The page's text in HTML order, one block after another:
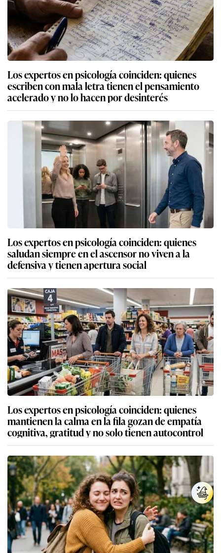
Los expertos en psicología coinciden: quienes
escriben con mala letra tienen el pensamiento
acelerado y no lo hacen por desinterés
Los expertos en psicología coinciden: quienes
saludan siempre en el ascensor no viven a la
defensiva y tienen apertura social
Los expertos en psicología coinciden: quienes
mantienen la calma en la fila gozan de empatía
cognitiva, gratitud y no solo tienen autocontrol